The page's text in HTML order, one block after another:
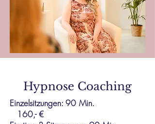
Hypnose Coaching
Einzelsitzungen: 90 Min.
160,- €